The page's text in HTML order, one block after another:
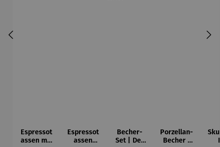
Espressot
assen mit
Espressot
assen
Becher-
Set | Der
Porzellan-
Becher |